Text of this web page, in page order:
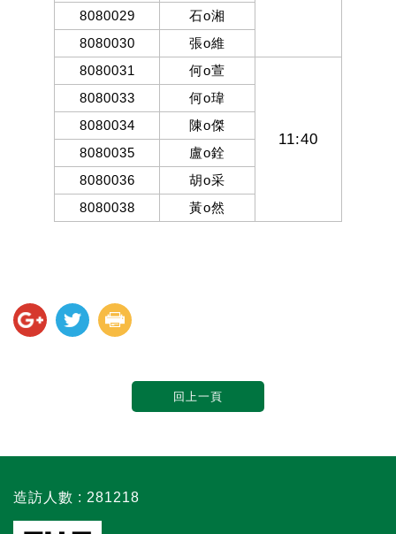
8080029
石o湘
8080030
張o維
8080031
何o萱
11:40
8080033 何o瑋
8080034
陳o傑
8080035
盧o銓
8080036
胡o采
8080038
黃o然
回上一頁
造訪人數 : 281218